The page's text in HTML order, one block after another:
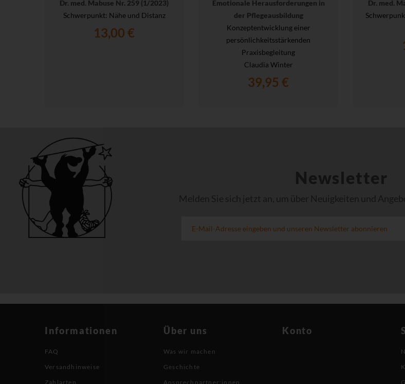
Dr. med. Mabuse Nr. 259 (1/2023)
Schwerpunkt: Nähe und Distanz
13,00 €
Emotionale Herausforderungen in
der Pflegeausbildung
Konzeptentwicklung einer
persönlichkeitsstärkenden
Praxisbegleitung
Claudia Winter
39,95 €
Dr. med.
Newsletter
Melden Sie sich jetzt an, um über Neuigkeiten und
Informationen
FAQ
Versandhinweise
Zahlarten
Über uns
Was wir machen
Geschichte
Ansprechpartner:innen
Konto